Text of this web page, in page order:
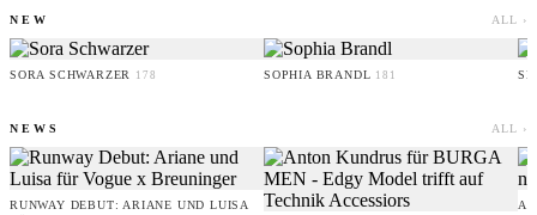
NEW ALL ›
SORA SCHWARZER 178 SOPHIA BRANDL 181
NEWS ALL ›
RUNWAY DEBUT: ARIANE UND LUISA